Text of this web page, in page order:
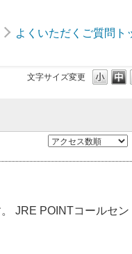
よくいただくご質問ト
文字サイズ変更
JRE POINTコールセン